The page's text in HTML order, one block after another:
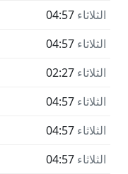
الثلاثاء 04:57
الثلاثاء 04:57
الثلاثاء 02:27
الثلاثاء 04:57
الثلاثاء 04:57
الثلاثاء 04:57